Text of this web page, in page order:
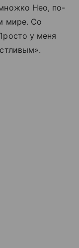
Нео, по-
мире. Со
у меня